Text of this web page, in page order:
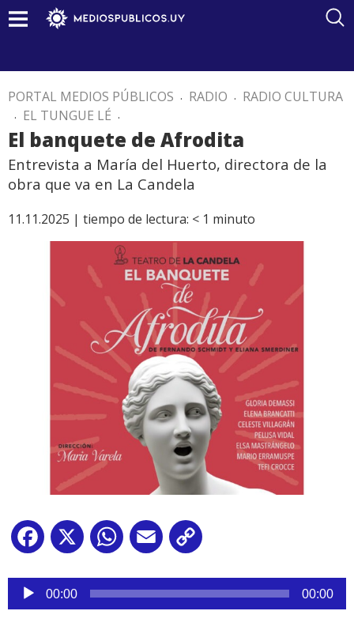
PORTAL MEDIOS PÚBLICOS . RADIO . RADIO CULTURA
. EL TUNGUE LÉ .
El banquete de Afrodita
Entrevista a María del Huerto, directora de la
obra que va en La Candela
11.11.2025 | tiempo de lectura: < 1 minuto
Facebook
X WhatsApp
Email
Reproductor
audio
00:00 00:00